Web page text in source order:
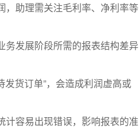
，助理需关注毛利率、净利率等
务发展阶段所需的报表结构差异
发货订单”，会造成利润虚高或
计容易出现错误，影响报表的准